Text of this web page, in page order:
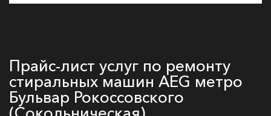
Прайс-лист услуг по ремонту
стиральных машин AEG метро
Бульвар Рокоссовского